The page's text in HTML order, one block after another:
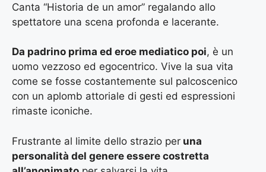
Canta “Historia de un amor” regalando allo
spettatore una scena profonda e lacerante.
Da padrino prima ed eroe mediatico poi, è un
uomo vezzoso ed egocentrico. Vive la sua vita
come se fosse costantemente sul palcoscenico
con un aplomb attoriale di gesti ed espressioni
rimaste iconiche.
Frustrante al limite dello strazio per una
personalità del genere essere costretta